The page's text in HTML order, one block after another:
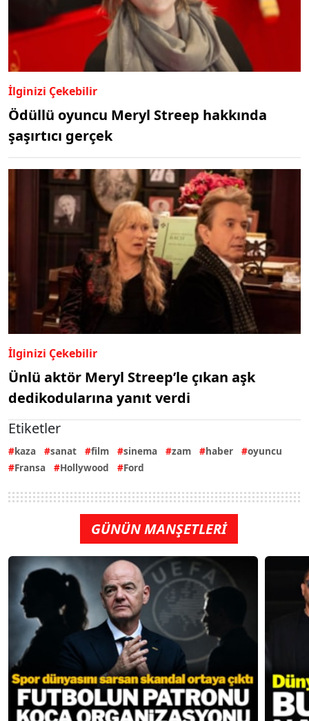
İlginizi Çekebilir
Ödüllü oyuncu Meryl Streep hakkında
şaşırtıcı gerçek
İlginizi Çekebilir
Ünlü aktör Meryl Streep’le çıkan aşk
dedikodularına yanıt verdi
Etiketler
kaza sanat film sinema zam haber
oyuncu
Fransa
Hollywood Ford
GÜNÜN MANŞETLERİ